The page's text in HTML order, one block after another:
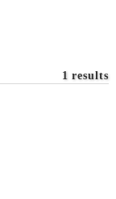
1 results